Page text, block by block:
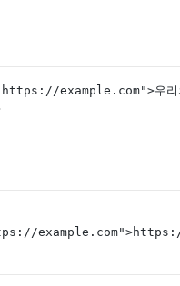
example.com">우리